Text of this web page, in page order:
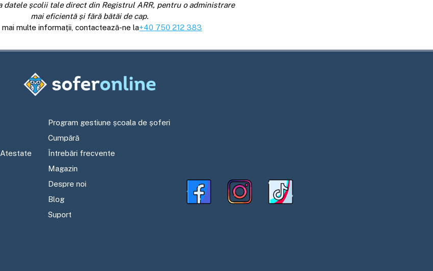
datele școlii tale direct din Registrul ARR, pentru o administrare
mai eficientă și fără bătăi de cap.
mai multe informații, contactează-ne la+40 750 212 383
Atestate
Program gestiune școala de șoferi
Cumpără
Întrebări frecvente
Magazin
Despre noi
Blog
Suport